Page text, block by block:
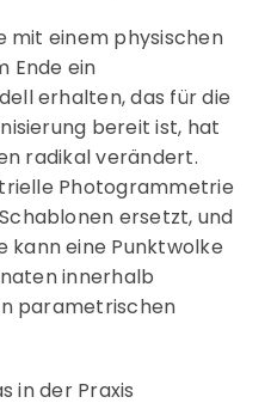
mit einem physischen
Ende ein
erhalten, das für die
bereit ist, hat
radikal verändert.
Photogrammetrie
ersetzt, und
kann eine Punktwolke
innerhalb
parametrischen
in der Praxis